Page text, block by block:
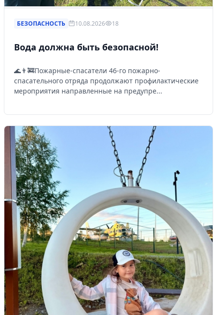
БЕЗОПАСНОСТЬ 10.08.2026 18
Вода должна быть безопасной!
🌊👨‍🚒Пожарные-спасатели 46-го пожарно-
спасательного отряда продолжают профилактические
мероприятия направленные на предупре...